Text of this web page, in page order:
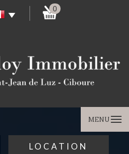
0
MENU
LOCATION